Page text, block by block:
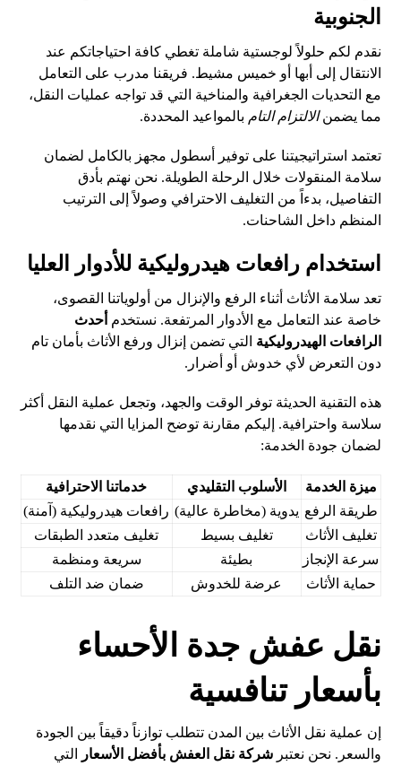
الجنوبية
نقدم لكم حلولاً لوجستية شاملة تغطي كافة احتياجاتكم عند
الانتقال إلى أبها أو خميس مشيط. فريقنا مدرب على التعامل
مع التحديات الجغرافية والمناخية التي قد تواجه عمليات النقل،
مما يضمنالالتزام التام بالمواعيد المحددة.
تعتمد استراتيجيتنا على توفير أسطول مجهز بالكامل لضمان
سلامة المنقولات خلال الرحلة الطويلة. نحن نهتم بأدق
التفاصيل، بدءاً من التغليف الاحترافي وصولاً إلى الترتيب
المنظم داخل الشاحنات.
استخدام رافعات هيدروليكية للأدوار العليا
تعد سلامة الأثاث أثناء الرفع والإنزال من أولوياتنا القصوى،
خاصة عند التعامل مع الأدوار المرتفعة. نستخدم أحدث
الرافعات الهيدروليكية التي تضمن إنزال ورفع الأثاث بأمان تام
دون التعرض لأي خدوش أو أضرار.
هذه التقنية الحديثة توفر الوقت والجهد، وتجعل عملية النقل أكثر
سلاسة واحترافية. إليكم مقارنة توضح المزايا التي نقدمها
لضمان جودة الخدمة:
ميزة الخدمة الأسلوب التقليدي
خدماتنا الاحترافية
طريقة الرفع يدوية (مخاطرة عالية) رافعات هيدروليكية (آمنة)
تغليف الأثاث
تغليف بسيط
تغليف متعدد الطبقات
سرعة الإنجاز
بطيئة
سريعة ومنظمة
حماية الأثاث
عرضة للخدوش ضمان ضد التلف
نقل عفش جدة الأحساء
بأسعار تنافسية
إن عملية نقل الأثاث بين المدن تتطلب توازناً دقيقاً بين الجودة
والسعر. نحن نعتبرشركة نقل العفش بأفضل الأسعار
التي